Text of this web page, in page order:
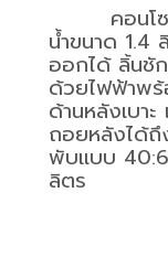
คอนโ
น้ำขนาด 1.4
ออกได้ ลิ้นชั
ด้วยไฟฟ้าพร้
ด้านหลังเบาะ
ถอยหลังได้ถึ
พับแบบ
ลิตร